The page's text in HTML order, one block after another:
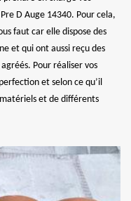
D Auge 14340. Pour cela,
faut car elle dispose des
et qui ont aussi reçu des
Pour réaliser vos
et selon ce qu’il
et de différents